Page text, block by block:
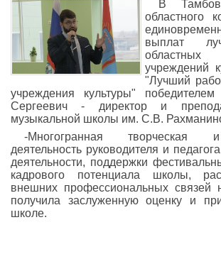
В
областного
выплат
учреждений
"Лучший
учреждения культуры"
Сергеевич - директор и
музыкальной школы им. С.В.
-Многогранная творческая и
деятельность руководителя и
деятельности, поддержки
кадрового потенциала школы,
внешних профессиональных связей
получила заслуженную оценку и
школе.